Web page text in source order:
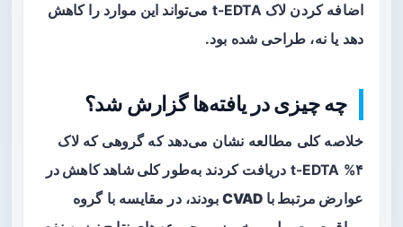
اضافه کردن لاک t-EDTA می‌تواند این موارد را کاهش
دهد یا نه، طراحی شده بود.
چه چیزی در یافته‌ها گزارش شد؟
خلاصه کلی مطالعه نشان می‌دهد که گروهی که لاک
۴% t-EDTA دریافت کردند
به‌طور کلی شاهد کاهش در
عوارض مرتبط با CVAD
بودند، در مقایسه با گروه